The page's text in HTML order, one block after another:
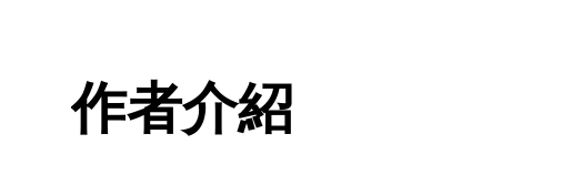
作者介紹